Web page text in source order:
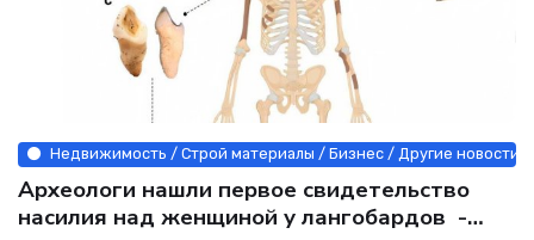
Недвижимость / Строй материалы / Бизнес / Другие новости
Археологи нашли первое свидетельство
насилия над женщиной у лангобардов -